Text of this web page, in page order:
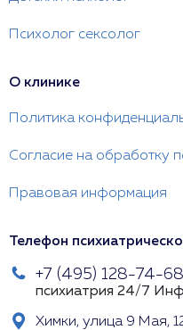
Психолог сексолог
О клинике
Политика
Согласие на обработку
Правовая информация
Телефон
+7 (495) 128-74-68
психиатрия 24/7
Химки, улица 9 Мая,